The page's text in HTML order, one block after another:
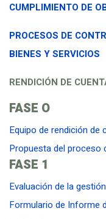
CUMPLIMIENTO DE
PROCESOS DE
BIENES Y SERVICIOS
RENDICIÓN DE
FASE O
Equipo de rendición de
Propuesta del proceso
FASE 1
Evaluación de la
Formulario de Informe